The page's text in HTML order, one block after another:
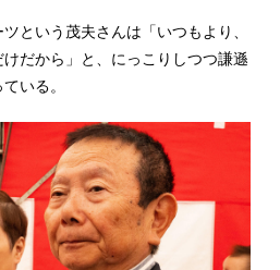
という茂夫さんは「いつもより、
だから」と、にっこりしつつ謙遜
いる。